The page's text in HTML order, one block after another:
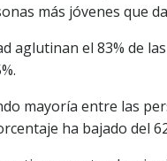
más jóvenes que
aglutinan el 83% de
mayoría entre las
ha bajado del